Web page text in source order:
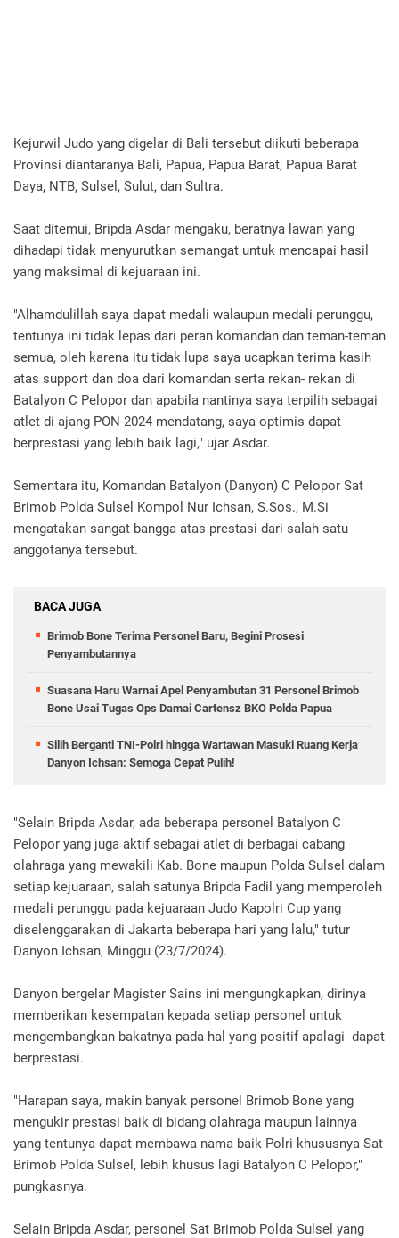
Kejurwil Judo yang digelar di Bali tersebut diikuti beberapa
Provinsi diantaranya Bali, Papua, Papua Barat, Papua Barat
Daya, NTB, Sulsel, Sulut, dan Sultra.
Saat ditemui, Bripda Asdar mengaku, beratnya lawan yang
dihadapi tidak menyurutkan semangat untuk mencapai hasil
yang maksimal di kejuaraan ini.
"Alhamdulillah saya dapat medali walaupun medali perunggu,
tentunya ini tidak lepas dari peran komandan dan teman-teman
semua, oleh karena itu tidak lupa saya ucapkan terima kasih
atas support dan doa dari komandan serta rekan- rekan di
Batalyon C Pelopor dan apabila nantinya saya terpilih sebagai
atlet di ajang PON 2024 mendatang, saya optimis dapat
berprestasi yang lebih baik lagi," ujar Asdar.
Sementara itu, Komandan Batalyon (Danyon) C Pelopor Sat
Brimob Polda Sulsel Kompol Nur Ichsan, S.Sos., M.Si
mengatakan sangat bangga atas prestasi dari salah satu
anggotanya tersebut.
BACA JUGA
Brimob Bone Terima Personel Baru, Begini Prosesi
Penyambutannya
Suasana Haru Warnai Apel Penyambutan 31 Personel Brimob
Bone Usai Tugas Ops Damai Cartensz BKO Polda Papua
Silih Berganti TNI-Polri hingga Wartawan Masuki Ruang Kerja
Danyon Ichsan: Semoga Cepat Pulih!
"Selain Bripda Asdar, ada beberapa personel Batalyon C
Pelopor yang juga aktif sebagai atlet di berbagai cabang
olahraga yang mewakili Kab. Bone maupun Polda Sulsel dalam
setiap kejuaraan, salah satunya Bripda Fadil yang memperoleh
medali perunggu pada kejuaraan Judo Kapolri Cup yang
diselenggarakan di Jakarta beberapa hari yang lalu," tutur
Danyon Ichsan, Minggu (23/7/2024).
Danyon bergelar Magister Sains ini mengungkapkan, dirinya
memberikan kesempatan kepada setiap personel untuk
mengembangkan bakatnya pada hal yang positif apalagi dapat
berprestasi.
"Harapan saya, makin banyak personel Brimob Bone yang
mengukir prestasi baik di bidang olahraga maupun lainnya
yang tentunya dapat membawa nama baik Polri khususnya Sat
Brimob Polda Sulsel, lebih khusus lagi Batalyon C Pelopor,"
pungkasnya.
Selain Bripda Asdar, personel Sat Brimob Polda Sulsel yang